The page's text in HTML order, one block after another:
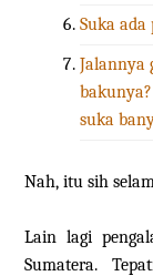
Suka
Jalannya
suka
Nah, itu sih
Lain lagi
Sumatera.